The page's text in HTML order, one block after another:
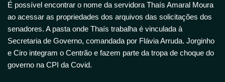
É possível encontrar o nome da servidora Thaís Amaral Moura
ao acessar as propriedades dos arquivos das solicitações dos
senadores. A pasta onde Thaís trabalha é vinculada à
Secretaria de Governo, comandada por Flávia Arruda. Jorginho
e Ciro integram o Centrão e fazem parte da tropa de choque do
governo na CPI da Covid.